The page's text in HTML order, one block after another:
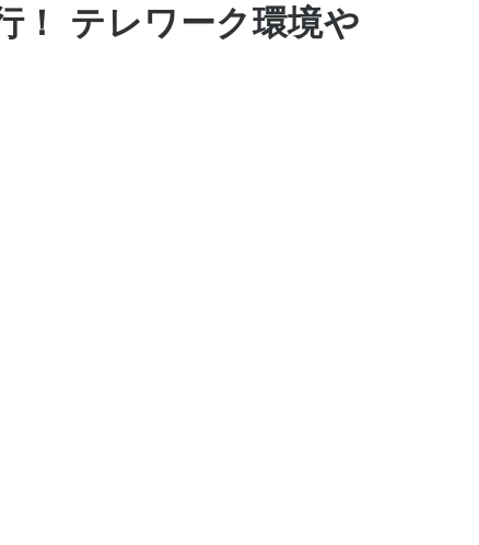
！ テレワーク環境や